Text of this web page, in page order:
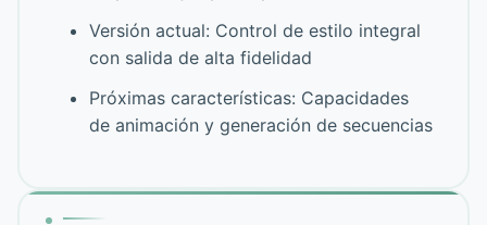
Versión actual: Control de estilo integral
con salida de alta fidelidad
Próximas características: Capacidades
de animación y generación de secuencias